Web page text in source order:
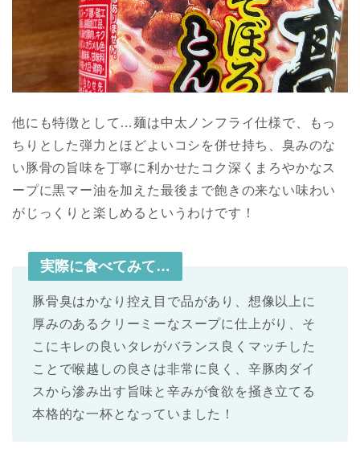
他にも特徴として…麺は中太ノンフライ仕様で、もっ
ちりとした弾力とほどよいコシを併せ持ち、臭みのな
い豚骨の旨味を丁寧に利かせたコク深くまろやかなス
ープに黒マー油を加えた最後まで飽きの来ない味わい
がじっくりと楽しめるというわけです！
実際に食べてみて…
豚骨臭はかなり控え目で品があり、想像以上に
厚みのあるクリーミーなスープに仕上がり、そ
こにキレの良いタレがバランス良くマッチした
ことで喉越しの良さは非常に良く、辛豚肉ダイ
スから滲み出す旨味と辛みが食欲を掻き立てる
本格的な一杯となっていました！